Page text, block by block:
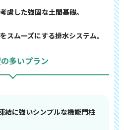
慮した強固な土間基礎。
スムーズにする排水システム。
多いプラン
結に強いシンプルな機能門柱